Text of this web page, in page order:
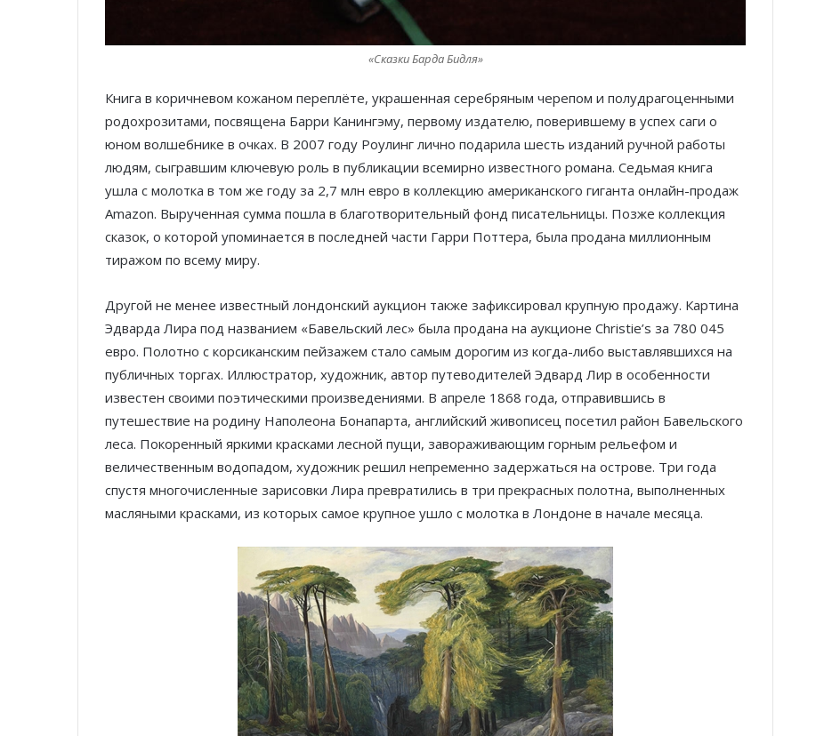
«Сказки Барда Бидля»
Книга в коричневом кожаном переплёте, украшенная серебряным черепом и полудрагоценными
родохрозитами, посвящена Барри Канингэму, первому издателю, поверившему в успех саги о
юном волшебнике в очках. В 2007 году Роулинг лично подарила шесть изданий ручной работы
людям, сыгравшим ключевую роль в публикации всемирно известного романа. Седьмая книга
ушла с молотка в том же году за 2,7 млн евро в коллекцию американского гиганта онлайн-продаж
Amazon. Вырученная сумма пошла в благотворительный фонд писательницы. Позже коллекция
сказок, о которой упоминается в последней части Гарри Поттера, была продана миллионным
тиражом по всему миру.
Другой не менее известный лондонский аукцион также зафиксировал крупную продажу. Картина
Эдварда Лира под названием «Бавельский лес» была продана на аукционе Christie’s за 780 045
евро. Полотно с корсиканским пейзажем стало самым дорогим из когда-либо выставлявшихся на
публичных торгах. Иллюстратор, художник, автор путеводителей Эдвард Лир в особенности
известен своими поэтическими произведениями. В апреле 1868 года, отправившись в
путешествие на родину Наполеона Бонапарта, английский живописец посетил район Бавельского
леса. Покоренный яркими красками лесной пущи, завораживающим горным рельефом и
величественным водопадом, художник решил непременно задержаться на острове. Три года
спустя многочисленные зарисовки Лира превратились в три прекрасных полотна, выполненных
масляными красками, из которых самое крупное ушло с молотка в Лондоне в начале месяца.